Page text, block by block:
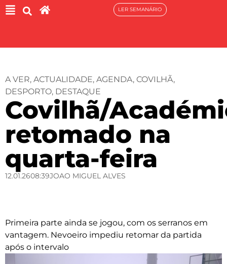
LER SEMANÁRIO
A VER, ACTUALIDADE, AGENDA, COVILHÃ,
DESPORTO, DESTAQUE
Covilhã/
retomado na
quarta-feira
12.01.2608:39JOAO MIGUEL ALVES
Primeira parte ainda se jogou, com os serranos em
vantagem. Nevoeiro impediu retomar da partida
após o intervalo